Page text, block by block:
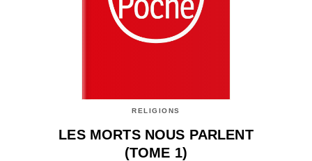
RELIGIONS
LES MORTS NOUS PARLENT
(TOME 1)